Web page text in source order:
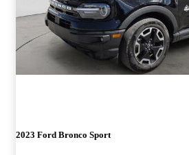
2023 Ford Bronco Sport